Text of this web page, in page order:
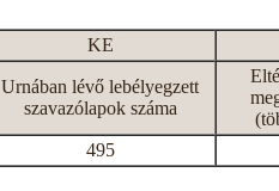
KE
Urnában lévő lebélyegzett
szavazólapok száma
495